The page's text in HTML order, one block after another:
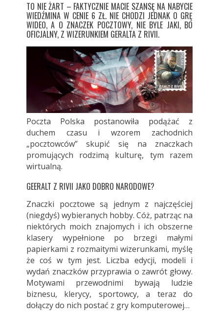
TO NIE ŻART – FAKTYCZNIE MACIE SZANSĘ NA NABYCIE
WIEDŹMINA W CENIE 6 ZŁ. NIE CHODZI JEDNAK O GRĘ
WIDEO, A O ZNACZEK POCZTOWY, NIE BYLE JAKI, BO
OFICJALNY, Z WIZERUNKIEM GERALTA Z RIVII.
Poczta Polska postanowiła podążać z
duchem czasu i wzorem zachodnich
„pocztowców” skupić się na znaczkach
promujących rodzimą kulturę, tym razem
wirtualną.
GEERALT Z RIVII JAKO DOBRO NARODOWE?
Znaczki pocztowe są jednym z najczęściej
(niegdyś) wybieranych hobby. Cóż, patrząc na
niektórych moich znajomych i ich obszerne
klasery wypełnione po brzegi małymi
papierkami z rozmaitymi wizerunkami, myślę
że coś w tym jest. Liczba edycji, modeli i
wydań znaczków przyprawia o zawrót głowy.
Motywami przewodnimi bywają ludzie
biznesu, klerycy, sportowcy, a teraz do
dołączy do nich postać z gry komputerowej…